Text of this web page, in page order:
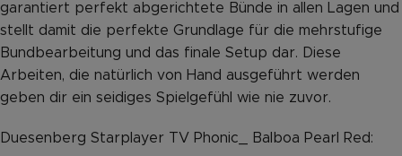
garantiert perfekt abgerichtete Bünde in allen Lagen und
stellt damit die perfekte Grundlage für die mehrstufige
Bundbearbeitung und das finale Setup dar. Diese
Arbeiten, die natürlich von Hand ausgeführt werden
geben dir ein seidiges Spielgefühl wie nie zuvor.
Duesenberg Starplayer TV Phonic_ Balboa Pearl Red: